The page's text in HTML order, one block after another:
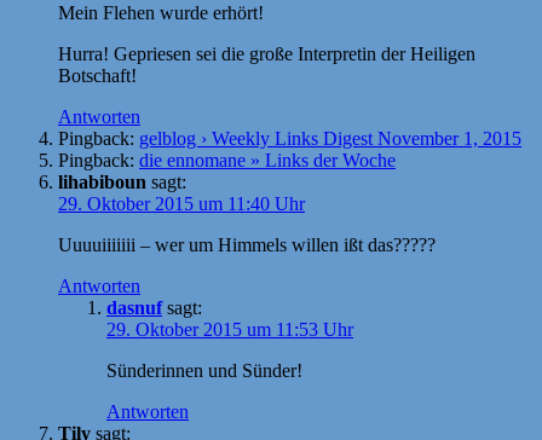
Mein Flehen wurde erhört!
Hurra! Gepriesen sei die große Interpretin der Heiligen
Botschaft!
Antworten
Pingback: gelblog › Weekly Links Digest November 1, 2015
Pingback: die ennomane » Links der Woche
lihabiboun sagt:
29. Oktober 2015 um 11:40 Uhr
Uuuuiiiiiii – wer um Himmels willen ißt das?????
Antworten
dasnuf sagt:
29. Oktober 2015 um 11:53 Uhr
Sünderinnen und Sünder!
Antworten
Tily sagt: